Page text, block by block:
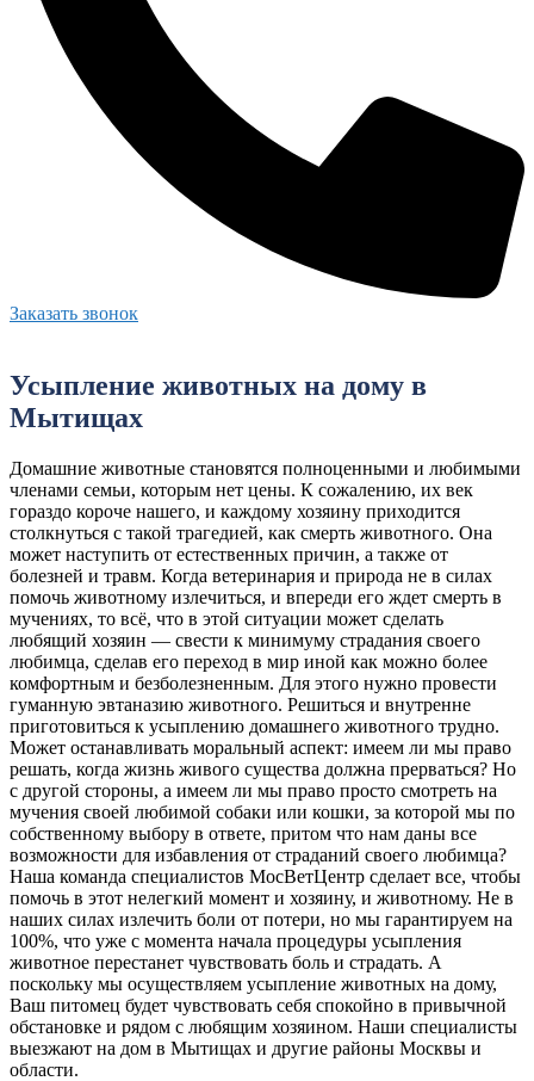
Заказать звонок
Усыпление животных на дому в
Мытищах
Домашние животные становятся полноценными и любимыми
членами семьи, которым нет цены. К сожалению, их век
гораздо короче нашего, и каждому хозяину приходится
столкнуться с такой трагедией, как смерть животного. Она
может наступить от естественных причин, а также от
болезней и травм. Когда ветеринария и природа не в силах
помочь животному излечиться, и впереди его ждет смерть в
мучениях, то всё, что в этой ситуации может сделать
любящий хозяин — свести к минимуму страдания своего
любимца, сделав его переход в мир иной как можно более
комфортным и безболезненным. Для этого нужно провести
гуманную эвтаназию животного. Решиться и внутренне
приготовиться к усыплению домашнего животного трудно.
Может останавливать моральный аспект: имеем ли мы право
решать, когда жизнь живого существа должна прерваться? Но
с другой стороны, а имеем ли мы право просто смотреть на
мучения своей любимой собаки или кошки, за которой мы по
собственному выбору в ответе, притом что нам даны все
возможности для избавления от страданий своего любимца?
Наша команда специалистов МосВетЦентр сделает все, чтобы
помочь в этот нелегкий момент и хозяину, и животному. Не в
наших силах излечить боли от потери, но мы гарантируем на
100%, что уже с момента начала процедуры усыпления
животное перестанет чувствовать боль и страдать. А
поскольку мы осуществляем усыпление животных на дому,
Ваш питомец будет чувствовать себя спокойно в привычной
обстановке и рядом с любящим хозяином. Наши специалисты
выезжают на дом в Мытищах и другие районы Москвы и
области.